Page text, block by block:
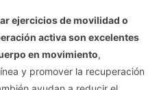
Use,
of my
with the
collected.
ejercicios de movilidad o
activa son excelentes
en movimiento,
y promover la recuperación